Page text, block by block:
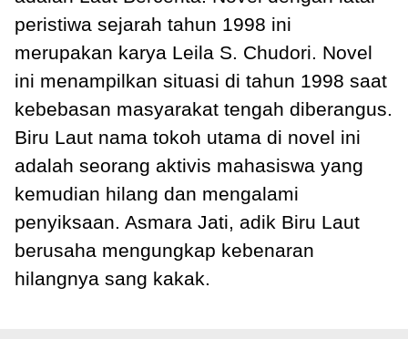
peristiwa sejarah tahun 1998 ini
merupakan karya Leila S. Chudori. Novel
ini menampilkan situasi di tahun 1998 saat
kebebasan masyarakat tengah diberangus.
Biru Laut nama tokoh utama di novel ini
adalah seorang aktivis mahasiswa yang
kemudian hilang dan mengalami
penyiksaan. Asmara Jati, adik Biru Laut
berusaha mengungkap kebenaran
hilangnya sang kakak.